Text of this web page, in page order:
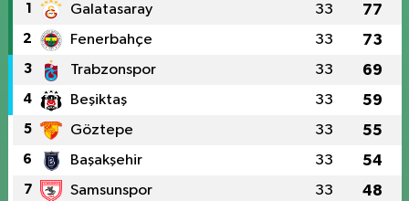
1 Galatasaray 33 77
2 Fenerbahçe 33 73
3 Trabzonspor 33 69
4 Beşiktaş 33 59
5 Göztepe 33 55
6 Başakşehir 33 54
7 Samsunspor 33 48